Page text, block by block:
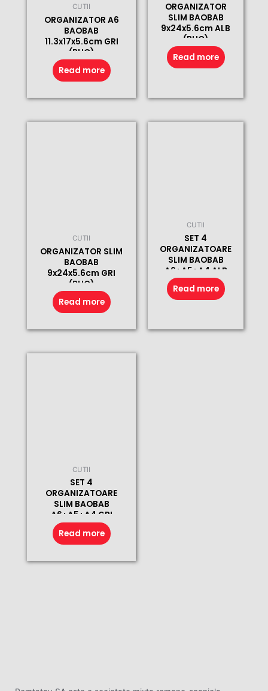
CUTII
ORGANIZATOR A6
BAOBAB
11.3x17x5.6cm GRI
(BUC)
Read more
ORGANIZATOR
SLIM BAOBAB
9x24x5.6cm ALB
(BUC)
Read more
CUTII
ORGANIZATOR SLIM
BAOBAB
9x24x5.6cm GRI
(BUC)
Read more
CUTII
SET 4
ORGANIZATOARE
SLIM BAOBAB
A6+A5+A4 ALB
(BUC)
Read more
CUTII
SET 4
ORGANIZATOARE
SLIM BAOBAB
A6+A5+A4 GRI
(BUC)
Read more